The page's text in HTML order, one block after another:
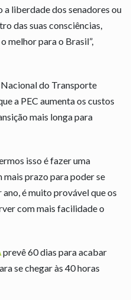
liberdade dos senadores ou
das suas consciências,
melhor para o Brasil”,
do Transporte
a PEC aumenta os custos
mais longa para
isso é fazer uma
prazo para poder se
é muito provável que os
com mais facilidade o
prevê 60 dias para acabar
se chegar às 40 horas